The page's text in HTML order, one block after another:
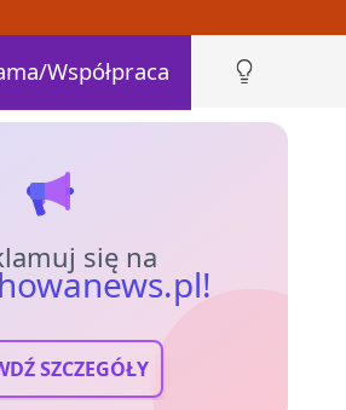
Współpraca
się na
SZCZEGÓŁY